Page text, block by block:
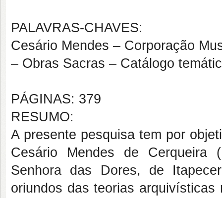
PALAVRAS-CHAVES:
Cesário Mendes – Corporação
– Obras Sacras – Catálogo
PÁGINAS: 379
RESUMO:
A presente pesquisa tem por
Cesário Mendes de Cerqueira
Senhora das Dores, de
oriundos das teorias